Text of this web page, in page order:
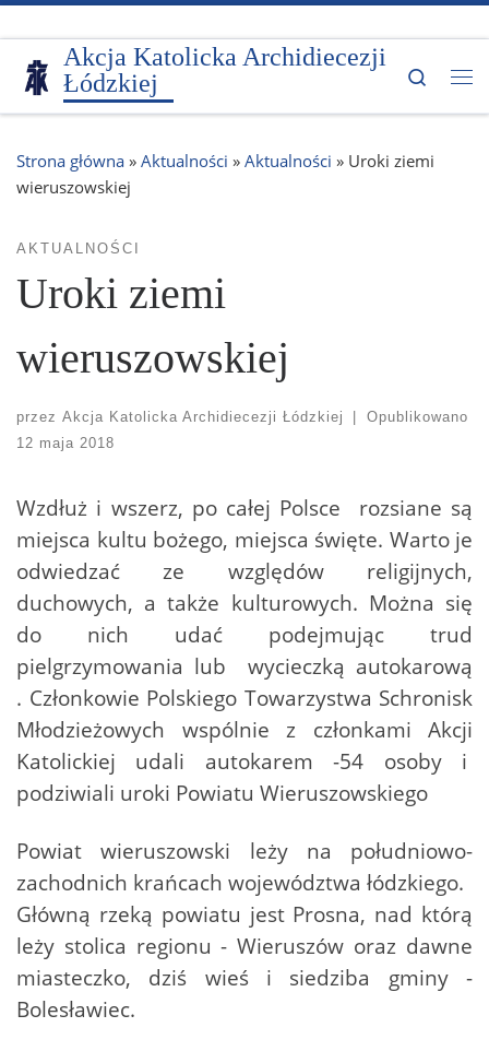
Przejdź do treści
Akcja Katolicka Archidiecezji
Łódzkiej
Search
Strona główna » Aktualności » Aktualności » Uroki ziemi
wieruszowskiej
AKTUALNOŚCI
Uroki ziemi
wieruszowskiej
przez Akcja Katolicka Archidiecezji Łódzkiej
Opublikowano
12 maja 2018
Wzdłuż i wszerz, po całej Polsce rozsiane są
miejsca kultu bożego, miejsca święte. Warto je
odwiedzać ze względów religijnych,
duchowych, a także kulturowych. Można się
do nich udać podejmując trud
pielgrzymowania lub wycieczką autokarową
. Członkowie Polskiego Towarzystwa Schronisk
Młodzieżowych wspólnie z członkami Akcji
Katolickiej udali autokarem -54 osoby i
podziwiali uroki Powiatu Wieruszowskiego
Powiat wieruszowski leży na południowo-
zachodnich krańcach województwa łódzkiego.
Główną rzeką powiatu jest Prosna, nad którą
leży stolica regionu - Wieruszów oraz dawne
miasteczko, dziś wieś i siedziba gminy -
Bolesławiec.